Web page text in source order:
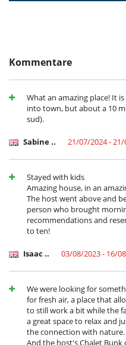
Gasgrill
großer Privatpark und Garten
Loungebereich auf der Terrasse
Parkmöglichkeit
Sommerküche
Fernsehraum
Kamin
Kombiniertes Ess- und
Lesezimmer
Privatparkplatz
Veranda
Kinder
Hochstuhl
Kinder willkommen
Kinder-Bereich
Kinderbett
Kinderbücher
kleine Auswahl an Baby-
Spiele für Kinder
Gesamtbetrages sind an
Kommentare
What an amazing place! It
into town, but about a 10
sud).
Sabine .. 21/07/2024 -
Stayed with kids
Amazing house, in an
The host went above and
person who brought
recommendations and
to ten!
Isaac .. 03/08/2023 - 16/
We were looking for
for fresh air, a place that
to still work a bit while the
a great space to relax and
the connection with nature.
And the host's Chalet